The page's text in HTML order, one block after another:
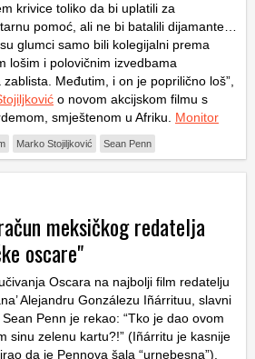
krivice toliko da bi uplatili za
pomoć, ali ne bi batalili dijamante…
glumci samo bili kolegijalni prema
lošim i polovičnim izvedbama
Međutim, i on je poprilično loš”,
o novom akcijskom filmu s
smještenom u Afriku. Monitor
Marko Stojiljković Sean Penn
meksičkog redatelja
oscare"
Oscara na najbolji film redatelju
Alejandru Gonzálezu Iñárrituu, slavni
Penn je rekao: “Tko je dao ovom
sinu zelenu kartu?!” (Iñárritu je kasnije
da je Pennova šala “urnebesna”).